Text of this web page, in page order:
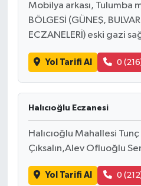
Mobilya arkası, Tulumba
BÖLGESİ (GÜNEŞ,
ECZANELERİ) eski gazi
Yol Tarifi Al 0
Halıcıoğlu Eczanesi
Halıcıoğlu Mahallesi Tunç
Çıksalın,Alev Ofluoğlu
Yol Tarifi Al 0